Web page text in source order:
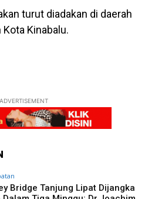
turut diadakan di daerah
Kota Kinabalu.
ADVERTISEMENT
Bridge Tanjung Lipat Dijangka